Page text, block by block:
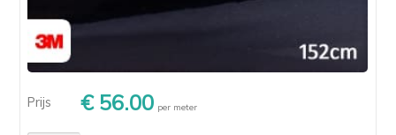
Prijs € 56.00 per meter